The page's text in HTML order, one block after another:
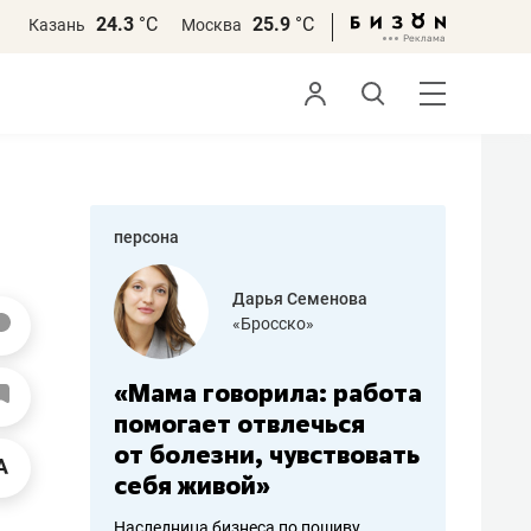
Казань 24.3 °С Москва 25.9 °С
персона
Дарья Семенова
«Бросско»
«Мама говорила: работа
помогает отвлечься
от болезни, чувствовать
себя живой»